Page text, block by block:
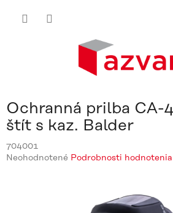
Ochranná prilba CA-
štít s kaz. Balder
704001
Priemerné
Neohodnotené Podrobnosti hodnotenia